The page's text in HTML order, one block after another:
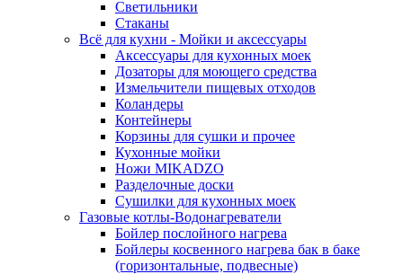
Светильники
Стаканы
Всё для кухни - Мойки и аксессуары
Аксессуары для кухонных моек
Дозаторы для моющего средства
Измельчители пищевых отходов
Коландеры
Контейнеры
Корзины для сушки и прочее
Кухонные мойки
Ножи MIKADZO
Разделочные доски
Сушилки для кухонных моек
Газовые котлы-Водонагреватели
Бойлер послойного нагрева
Бойлеры косвенного нагрева бак в баке
(горизонтальные, подвесные)